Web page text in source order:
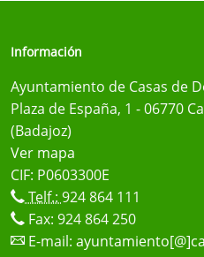
Información
Ayuntamiento de Casas de
Plaza de España, 1 - 06770
(Badajoz)
Ver mapa
CIF: P0603300E
Telf.: 924 864 111
Fax: 924 864 250
E-mail: